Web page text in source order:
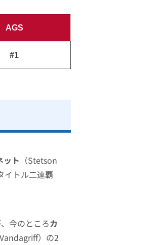
AGS
#1
ット （Stetson
イトル二連覇
今のところカ
）の2